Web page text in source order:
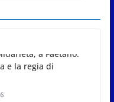
Federazione Judo
Cup
Skopje